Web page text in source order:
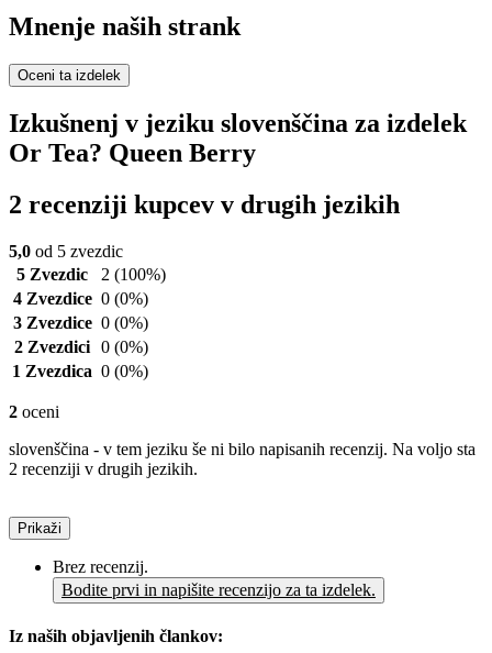
Mnenje naših strank
Oceni ta izdelek
Izkušnenj v jeziku slovenščina za izdelek
Or Tea? Queen Berry
2 recenziji kupcev v drugih jezikih
5,0 od 5 zvezdic
5 Zvezdic
2 (100%)
4 Zvezdice 0 (0%)
3 Zvezdice 0 (0%)
2 Zvezdici 0 (0%)
1 Zvezdica 0 (0%)
2 oceni
slovenščina - v tem jeziku še ni bilo napisanih recenzij. Na voljo sta
2 recenziji v drugih jezikih.
Prikaži
Brez recenzij.
Bodite prvi in napišite recenzijo za ta izdelek.
Iz naših objavljenih člankov: